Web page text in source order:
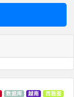
数据库 越南
西雅图